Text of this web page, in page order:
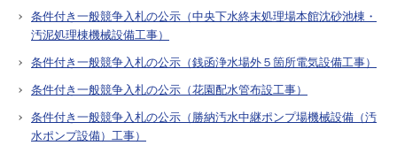
条件付き一般競争入札の公示（中央下水終末処理場本館沈砂池棟・
汚泥処理棟機械設備工事）
条件付き一般競争入札の公示（銭函浄水場外５箇所電気設備工事）
条件付き一般競争入札の公示（花園配水管布設工事）
条件付き一般競争入札の公示（勝納汚水中継ポンプ場機械設備（汚
水ポンプ設備）工事）